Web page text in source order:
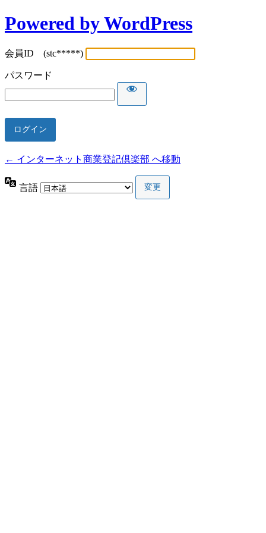
Powered by WordPress
会員ID (stc*****)
パスワード
← インターネット商業登記倶楽部 へ移動
言語